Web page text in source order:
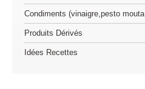
Condiments (vinaigre,pesto mouta
Produits Dérivés
Idées Recettes